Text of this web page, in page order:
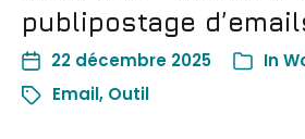
publipostage
22 décembre 2025 In
Email, Outil